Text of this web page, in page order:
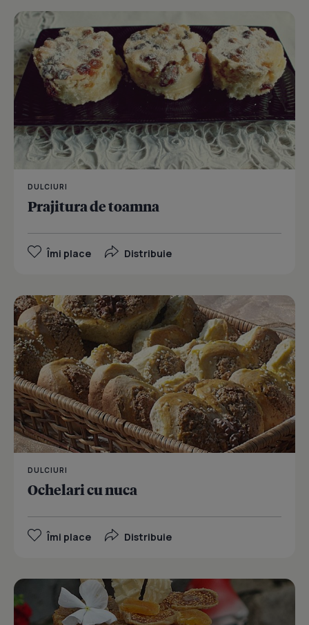
DULCIURI
Prajitura de toamna
Îmi place Distribuie
DULCIURI
Ochelari cu nuca
Îmi place Distribuie